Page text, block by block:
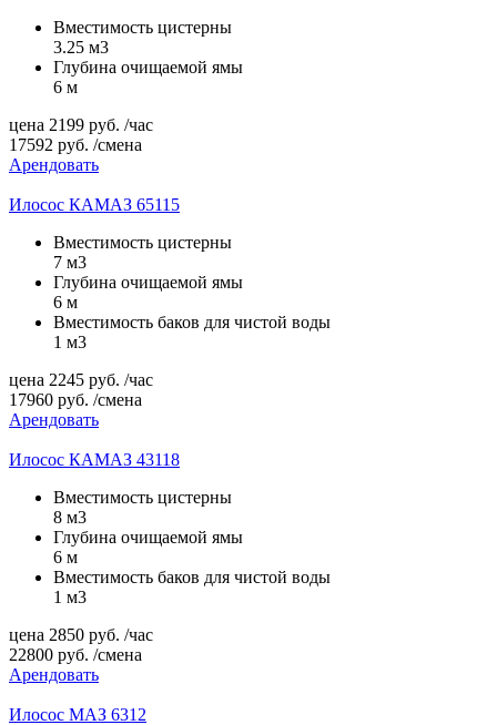
Вместимость цистерны
3.25 м3
Глубина очищаемой ямы
6 м
цена 2199 руб. /час
17592 руб. /смена
Арендовать
Илосос КАМАЗ 65115
Вместимость цистерны
7 м3
Глубина очищаемой ямы
6 м
Вместимость баков для чистой воды
1 м3
цена 2245 руб. /час
17960 руб. /смена
Арендовать
Илосос КАМАЗ 43118
Вместимость цистерны
8 м3
Глубина очищаемой ямы
6 м
Вместимость баков для чистой воды
1 м3
цена 2850 руб. /час
22800 руб. /смена
Арендовать
Илосос МАЗ 6312